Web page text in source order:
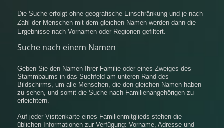
Die Suche erfolgt ohne geografische Einschränkung und je nach
Zahl der Menschen mit dem gleichen Namen werden dann die
Ergebnisse nach Vornamen oder Regionen gefiltert.
Suche nach einem Namen
Geben Sie den Namen Ihrer Familie oder eines Zweiges des
Stammbaums in das Suchfeld am unteren Rand des
Bildschirms, um alle Menschen, die den gleichen Namen haben
zu sehen, und somit die Suche nach Familienangehörigen zu
erleichtern.
Auf jeder Visitenkarte eines Familienmitglieds stehen die
üblichen Informationen zur Verfügung: Vorname, Adresse und